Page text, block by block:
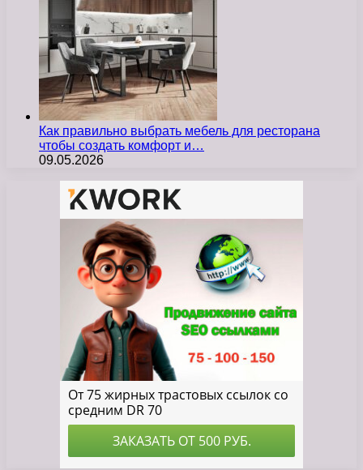
Как правильно выбрать мебель для ресторана
чтобы создать комфорт и…
09.05.2026